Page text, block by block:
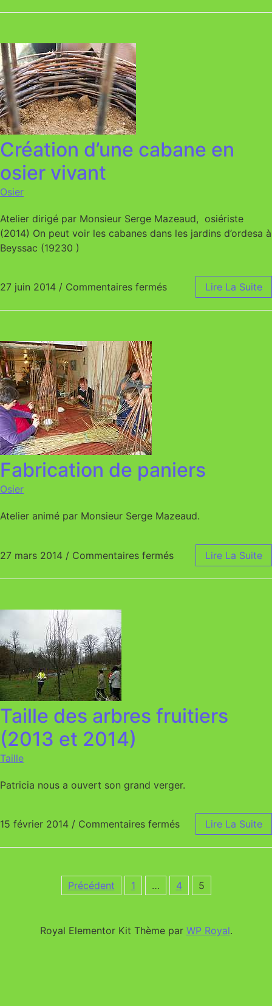
Création d’une cabane en
osier vivant
Osier
Atelier dirigé par Monsieur Serge Mazeaud, osiériste
(2014) On peut voir les cabanes dans les jardins d’ordesa à
Beyssac (19230 )
27 juin 2014 / Commentaires fermés sur Création d’une
Lire La Suite
Fabrication de paniers
Osier
Atelier animé par Monsieur Serge Mazeaud.
27 mars 2014 / Commentaires fermés sur Fabrication de
Lire La Suite
Taille des arbres fruitiers
(2013 et 2014)
Taille
Patricia nous a ouvert son grand verger.
15 février 2014 / Commentaires fermés sur Taille des
Lire La Suite
Pagination des publications
Précédent 1 … 4 5
Royal Elementor Kit Thème par WP Royal.